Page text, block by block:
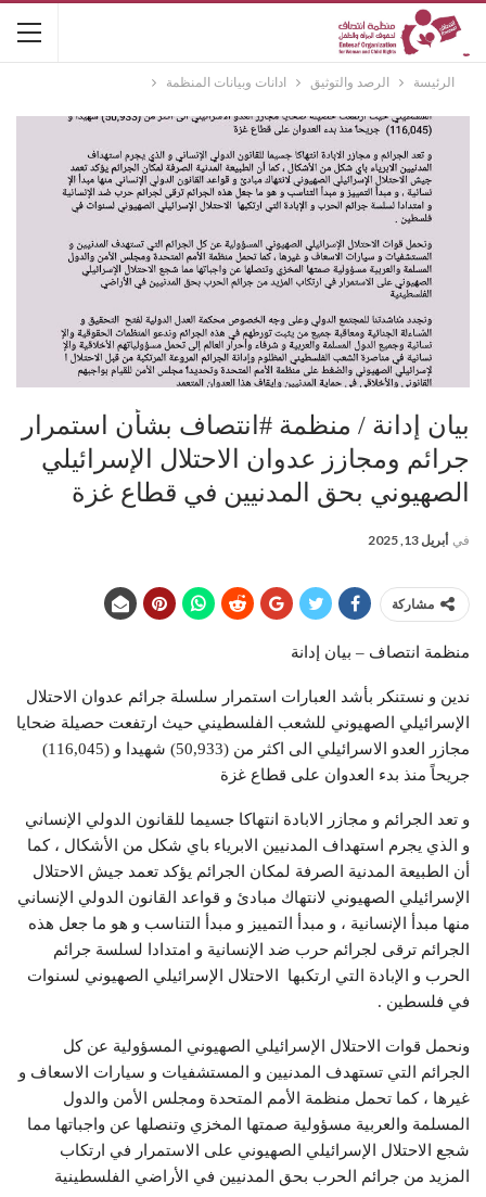
الرئيسة الرصد والتوثيق ادانات وبيانات المنظمة
بيان إدانة / منظمة #انتصاف بشأن استمرار
جرائم ومجازز عدوان الاحتلال الإسرائيلي
الصهيوني بحق المدنيين في قطاع غزة
في أبريل 13, 2025
مشاركة
منظمة انتصاف – بيان إدانة
ندين و نستنكر بأشد العبارات استمرار سلسلة جرائم عدوان الاحتلال
الإسرائيلي الصهيوني للشعب الفلسطيني حيث ارتفعت حصيلة ضحايا
مجازر العدو الاسرائيلي الى اكثر من (50,933) شهيدا و (116,045)
جريحاً منذ بدء العدوان على قطاع غزة
و تعد الجرائم و مجازر الابادة انتهاكا جسيما للقانون الدولي الإنساني
و الذي يجرم استهداف المدنيين الابرياء باي شكل من الأشكال ، كما
أن الطبيعة المدنية الصرفة لمكان الجرائم يؤكد تعمد جيش الاحتلال
الإسرائيلي الصهيوني لانتهاك مبادئ و قواعد القانون الدولي الإنساني
منها مبدأ الإنسانية ، و مبدأ التمييز و مبدأ التناسب و هو ما جعل هذه
الجرائم ترقى لجرائم حرب ضد الإنسانية و امتدادا لسلسة جرائم
الحرب و الإبادة التي ارتكبها الاحتلال الإسرائيلي الصهيوني لسنوات
في فلسطين .
ونحمل قوات الاحتلال الإسرائيلي الصهيوني المسؤولية عن كل
الجرائم التي تستهدف المدنيين و المستشفيات و سيارات الاسعاف و
غيرها ، كما تحمل منظمة الأمم المتحدة ومجلس الأمن والدول
المسلمة والعربية مسؤولية صمتها المخزي وتنصلها عن واجباتها مما
شجع الاحتلال الإسرائيلي الصهيوني على الاستمرار في ارتكاب
المزيد من جرائم الحرب بحق المدنيين في الأراضي الفلسطينية